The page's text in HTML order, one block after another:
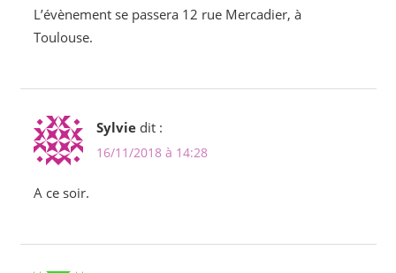
L’évènement se passera 12 rue Mercadier, à
Toulouse.
Sylvie dit :
16/11/2018 à 14:28
A ce soir.